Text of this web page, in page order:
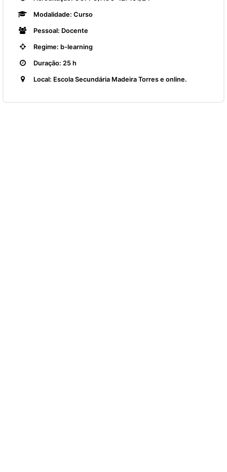
Modalidade: Curso
Pessoal: Docente
Regime: b-learning
Duração: 25 h
Local: Escola Secundária Madeira Torres e online.